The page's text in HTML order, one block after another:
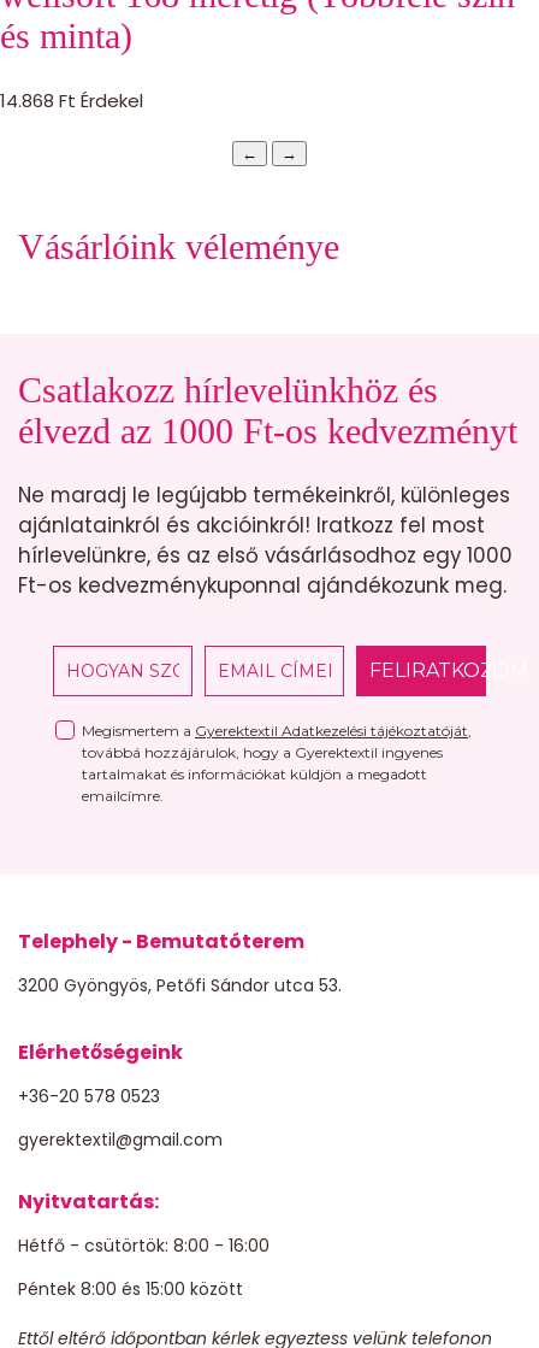
és minta)
14.868 Ft Érdekel
← →
Vásárlóink véleménye
Csatlakozz hírlevelünkhöz és
élvezd az 1000 Ft-os kedvezményt
Ne maradj le legújabb termékeinkről, különleges
ajánlatainkról és akcióinkról! Iratkozz fel most
hírlevelünkre, és az első vásárlásodhoz egy 1000
Ft-os kedvezménykuponnal ajándékozunk meg.
FELIRATKOZOM
Megismertem a Gyerektextil Adatkezelési tájékoztatóját,
továbbá hozzájárulok, hogy a Gyerektextil ingyenes
tartalmakat és információkat küldjön a megadott
emailcímre.
Telephely - Bemutatóterem
3200 Gyöngyös, Petőfi Sándor utca 53.
Elérhetőségeink
+36-20 578 0523
gyerektextil@gmail.com
Nyitvatartás:
Hétfő - csütörtök: 8:00 - 16:00
Péntek 8:00 és 15:00 között
Ettől eltérő időpontban kérlek egyeztess velünk telefonon